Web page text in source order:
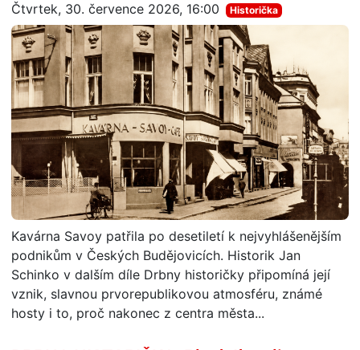
Čtvrtek, 30. července 2026, 16:00 Historička
Kavárna Savoy patřila po desetiletí k nejvyhlášenějším
podnikům v Českých Budějovicích. Historik Jan
Schinko v dalším díle Drbny historičky připomíná její
vznik, slavnou prvorepublikovou atmosféru, známé
hosty i to, proč nakonec z centra města...